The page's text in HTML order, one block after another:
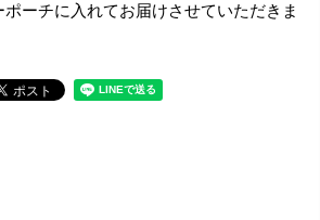
ーチに入れてお届けさせていただきま